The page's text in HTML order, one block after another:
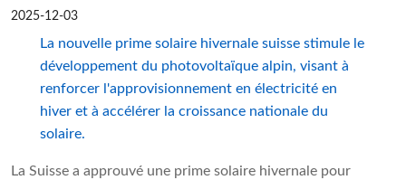
2025-12-03
La nouvelle prime solaire hivernale suisse stimule le
développement du photovoltaïque alpin, visant à
renforcer l'approvisionnement en électricité en
hiver et à accélérer la croissance nationale du
solaire.
La Suisse a approuvé une prime solaire hivernale pour